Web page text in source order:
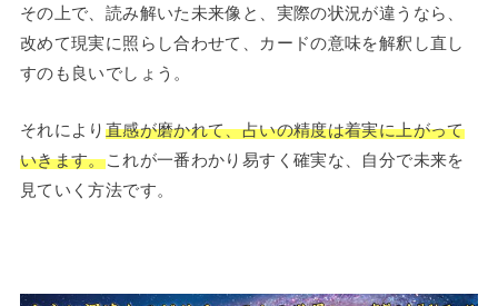
その上で、読み解いた未来像と、実際の状況が違うなら、
改めて現実に照らし合わせて、カードの意味を解釈し直し
すのも良いでしょう。
それにより直感が磨かれて、占いの精度は着実に上がって
いきます。これが一番わかり易すく確実な、自分で未来を
見ていく方法です。